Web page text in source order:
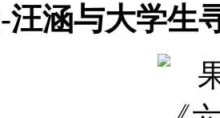
汪涵与大学生